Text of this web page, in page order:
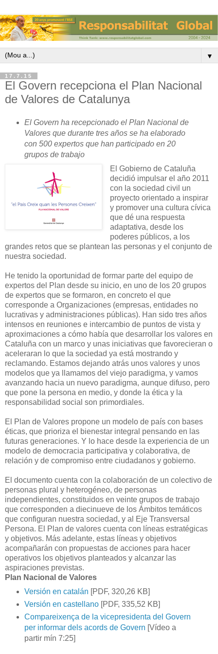
▼
17.7.15
El Govern recepciona el Plan Nacional
de Valores de Catalunya
El Govern ha recepcionado el Plan Nacional de
Valores que durante tres años se ha elaborado
con 500 expertos que han participado en 20
grupos de trabajo
El Gobierno de Cataluña
decidió impulsar el año 2011
con la sociedad civil un
proyecto orientado a inspirar
y promover una cultura cívica
que dé una respuesta
adaptativa, desde los
poderes públicos, a los
grandes retos que se plantean las personas y el conjunto de
nuestra sociedad.
He tenido la oportunidad de formar parte del equipo de
expertos del Plan desde su inicio, en uno de los 20 grupos
de expertos que se formaron, en concreto el que
corresponde a Organizaciones (empresas, entidades no
lucrativas y administraciones públicas). Han sido tres años
intensos en reuniones e intercambio de puntos de vista y
aproximaciones a cómo había que desarrollar los valores en
Cataluña con un marco y unas iniciativas que favorecieran o
aceleraran lo que la sociedad ya está mostrando y
reclamando. Estamos dejando atrás unos valores y unos
modelos que ya llamamos del viejo paradigma, y vamos
avanzando hacia un nuevo paradigma, aunque difuso, pero
que pone la persona en medio, y donde la ética y la
responsabilidad social son primordiales.
El Plan de Valores propone un modelo de país con bases
éticas, que prioriza el bienestar integral pensando en las
futuras generaciones. Y lo hace desde la experiencia de un
modelo de democracia participativa y colaborativa, de
relación y de compromiso entre ciudadanos y gobierno.
El documento cuenta con la colaboración de un colectivo de
personas plural y heterogéneo, de personas
independientes, constituidos en veinte grupos de trabajo
que corresponden a diecinueve de los Ámbitos temáticos
que configuran nuestra sociedad, y al Eje Transversal
Persona. El Plan de valores cuenta con líneas estratégicas
y objetivos. Más adelante, estas líneas y objetivos
acompañarán con propuestas de acciones para hacer
operativos los objetivos planteados y alcanzar las
aspiraciones previstas.
Plan Nacional de Valores
Versión en catalán [PDF, 320,26 KB]
Versión en castellano [PDF, 335,52 KB]
Compareixença de la vicepresidenta del Govern
per informar dels acords de Govern [Vídeo a
partir mín 7:25]